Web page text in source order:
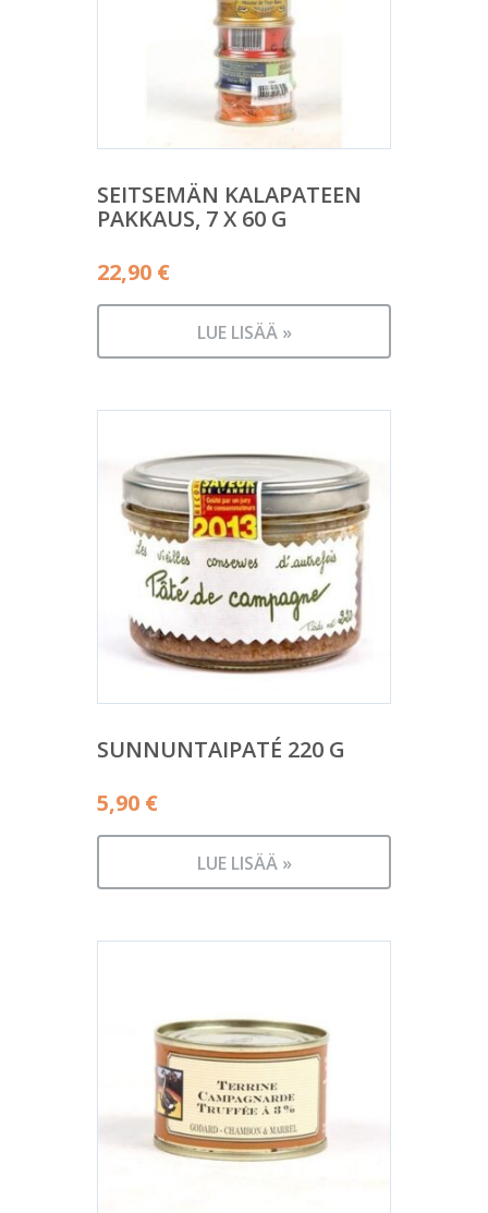
SEITSEMÄN KALAPATEEN
PAKKAUS, 7 X 60 G
22,90 €
LUE LISÄÄ »
SUNNUNTAIPATÉ 220 G
5,90 €
LUE LISÄÄ »